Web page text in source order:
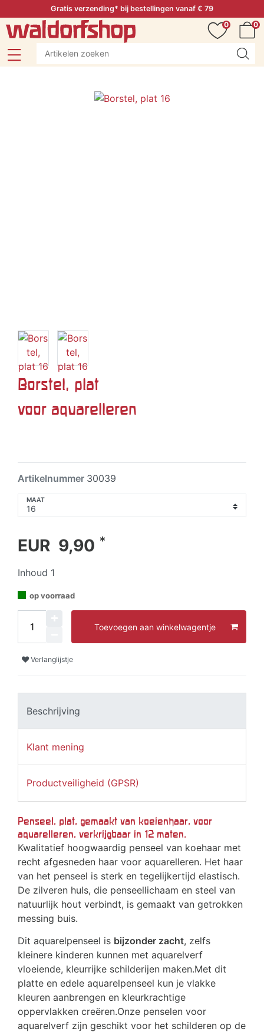
Gratis verzending* bij bestellingen vanaf € 79
0
0
Borstel, plat
voor aquarelleren
Artikelnummer 30039
MAAT
EUR 9,90 *
Inhoud 1
op voorraad
Toevoegen aan winkelwagentje
Verlanglijstje
Beschrijving
Klant mening
Productveiligheid (GPSR)
Penseel, plat, gemaakt van koeienhaar, voor
aquarelleren, verkrijgbaar in 12 maten.
Kwalitatief hoogwaardig penseel van koehaar met
recht afgesneden haar voor aquarelleren. Het haar
van het penseel is sterk en tegelijkertijd elastisch.
De zilveren huls, die penseellichaam en steel van
natuurlijk hout verbindt, is gemaakt van getrokken
messing buis.
Dit aquarelpenseel is bijzonder zacht, zelfs
kleinere kinderen kunnen met aquarelverf
vloeiende, kleurrijke schilderijen maken.Met dit
platte en edele aquarelpenseel kun je vlakke
kleuren aanbrengen en kleurkrachtige
oppervlakken creëren.Onze penselen voor
aquarelverf zijn geschikt voor het schilderen op de